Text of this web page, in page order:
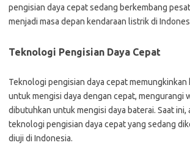
pengisian daya cepat sedang berkembang
menjadi masa depan kendaraan listrik di
Teknologi Pengisian Daya Cepat
Teknologi pengisian daya cepat
untuk mengisi daya dengan cepat, mengurangi
dibutuhkan untuk mengisi daya baterai. Saat ini,
teknologi pengisian daya cepat yang sedang
diuji di Indonesia.